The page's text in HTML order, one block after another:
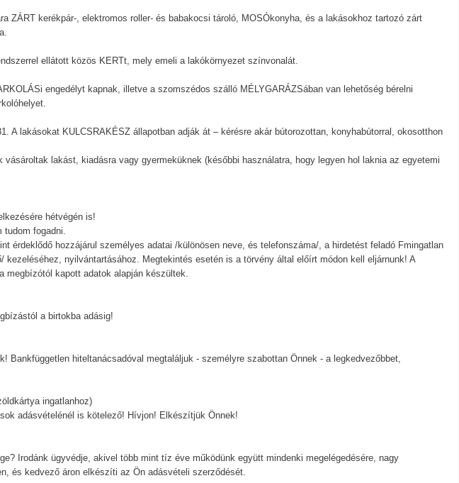
ZÁRT kerékpár-, elektromos roller- és babakocsi tároló, MOSÓkonyha, és a lakásokhoz tartozó zárt
ellátott közös KERTt, mely emeli a lakókörnyezet színvonalát.
engedélyt kapnak, illetve a szomszédos szálló MÉLYGARÁZSában van lehetőség bérelni
A lakásokat KULCSRAKÉSZ állapotban adják át – kérésre akár bútorozottan, konyhabútorral, okosotthon
vásároltak lakást, kiadásra vagy gyermeküknek (későbbi használatra, hogy legyen hol laknia az egyetemi
hétvégén is!
tudom fogadni.
érdeklődő hozzájárul személyes adatai /különösen neve, és telefonszáma/, a hirdetést feladó Fmingatlan
kezeléséhez, nyilvántartásához. Megtekintés esetén is a törvény által előírt módon kell eljárnunk! A
megbízótól kapott adatok alapján készültek.
a birtokba adásig!
Bankfüggetlen hiteltanácsadóval megtaláljuk - személyre szabottan Önnek - a legkedvezőbbet,
ingatlanhoz)
adásvételénél is kötelező! Hívjon! Elkészítjük Önnek!
Irodánk ügyvédje, akivel több mint tíz éve működünk együtt mindenki megelégedésére, nagy
és kedvező áron elkészíti az Ön adásvételi szerződését.